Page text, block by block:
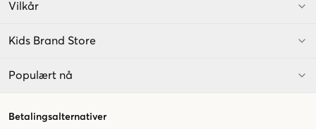
Vilkår
Kids Brand Store
Populært nå
Betalingsalternativer